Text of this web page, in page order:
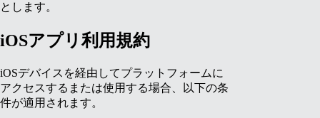
とします。
iOSアプリ利用規約
iOSデバイスを経由してプラットフォームに
アクセスするまたは使用する場合、以下の条
件が適用されます。